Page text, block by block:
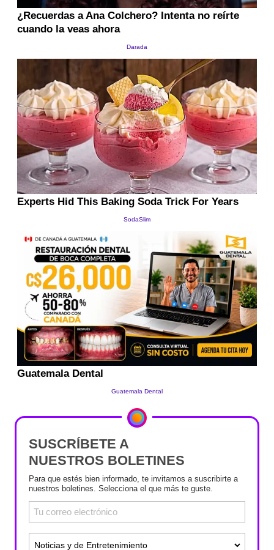
SUSCRÍBETE A
NUESTROS BOLETINES
Para que estés bien informado, te invitamos a suscribirte a
nuestros boletines. Selecciona el que más te guste.